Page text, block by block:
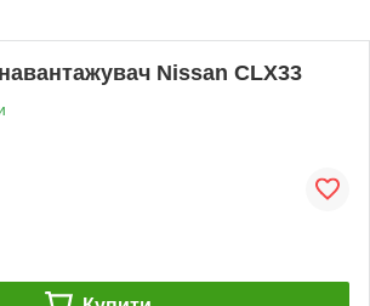
Nissan CLX33